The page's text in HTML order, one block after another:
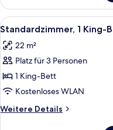
1 King-
Bett
Alle
Fotos
für
Standardzimmer,
1 King-
Bett
(Mobility
Accessible
4
Standardzimmer, 1
22 m²
Platz für 3 Personen
1 King-Bett
Kostenloses WLAN
Weitere Details
Weitere